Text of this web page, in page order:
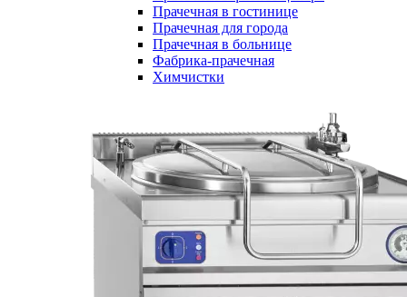
Прачечная в гостинице
Прачечная для города
Прачечная в больнице
Фабрика-прачечная
Химчистки